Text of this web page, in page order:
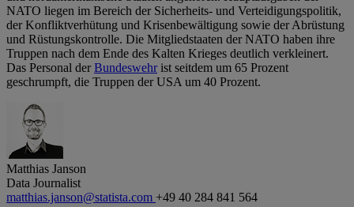
NATO liegen im Bereich der Sicherheits- und Verteidigungspolitik,
der Konfliktverhütung und Krisenbewältigung sowie der Abrüstung
und Rüstungskontrolle. Die Mitgliedstaaten der NATO haben ihre
Truppen nach dem Ende des Kalten Krieges deutlich verkleinert.
Das Personal derBundeswehrist seitdem um 65 Prozent
geschrumpft, die Truppen der USA um 40 Prozent.
Matthias Janson
Data Journalist
matthias.janson@statista.com +49 40 284 841 564